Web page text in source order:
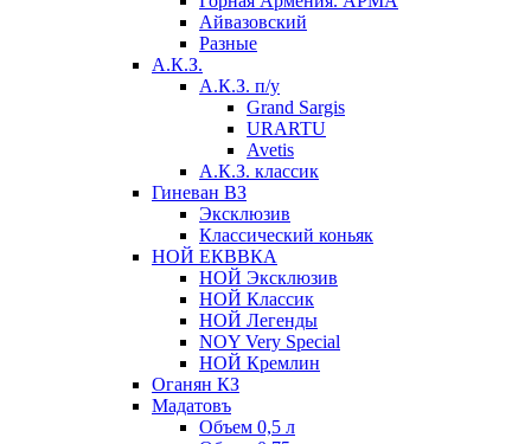
Айвазовский
Разные
А.К.З.
А.К.З. п/у
Grand Sargis
URARTU
Avetis
А.К.З. классик
Гиневан ВЗ
Эксклюзив
Классический коньяк
НОЙ ЕКВВКА
НОЙ Эксклюзив
НОЙ Классик
НОЙ Легенды
NOY Very Speсial
НОЙ Кремлин
Оганян КЗ
Мадатовъ
Объем 0,5 л